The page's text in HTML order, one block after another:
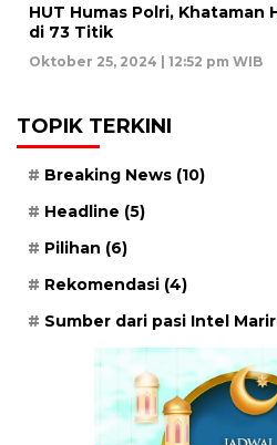
HUT Humas Polri, Khataman
di 73 Titik
Oktober 25, 2024 | 12:52 pm WIB
TOPIK TERKINI
Breaking News (10)
Headline (5)
Pilihan (6)
Rekomendasi (4)
Sumber dari pasi Intel